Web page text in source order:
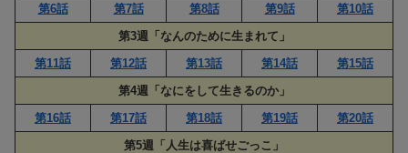
第6話
第7話 第8話 第9話
第10話
第3週「なんのために生まれて」
第11話
第12話 第13話 第14話
第15話
第4週「なにをして生きるのか」
第16話
第17話 第18話 第19話
第20話
第5週「人生は喜ばせごっこ」